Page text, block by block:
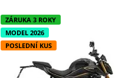
ZÁRUKA 3 ROKY
MODEL 2026
POSLEDNÍ KUS